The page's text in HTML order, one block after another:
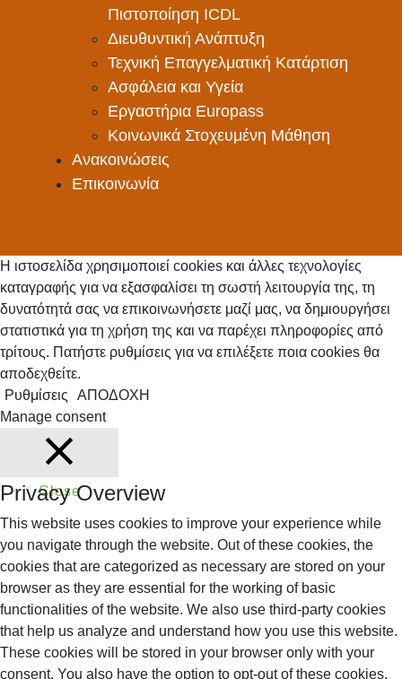
Πιστοποίηση ICDL
Διευθυντική Ανάπτυξη
Τεχνική Επαγγελματική Κατάρτιση
Ασφάλεια και Υγεία
Εργαστήρια Europass
Κοινωνικά Στοχευμένη Μάθηση
Ανακοινώσεις
Επικοινωνία
Η ιστοσελίδα χρησιμοποιεί cookies και άλλες τεχνολογίες
καταγραφής για να εξασφαλίσει τη σωστή λειτουργία της, τη
δυνατότητά σας να επικοινωνήσετε μαζί μας, να δημιουργήσει
στατιστικά για τη χρήση της και να παρέχει πληροφορίες από
τρίτους. Πατήστε ρυθμίσεις για να επιλέξετε ποια cookies θα
αποδεχθείτε.
Ρυθμίσεις
ΑΠΟΔΟΧΗ
Manage consent
Close
Privacy Overview
This website uses cookies to improve your experience while
you navigate through the website. Out of these cookies, the
cookies that are categorized as necessary are stored on your
browser as they are essential for the working of basic
functionalities of the website. We also use third-party cookies
that help us analyze and understand how you use this website.
These cookies will be stored in your browser only with your
consent. You also have the option to opt-out of these cookies.